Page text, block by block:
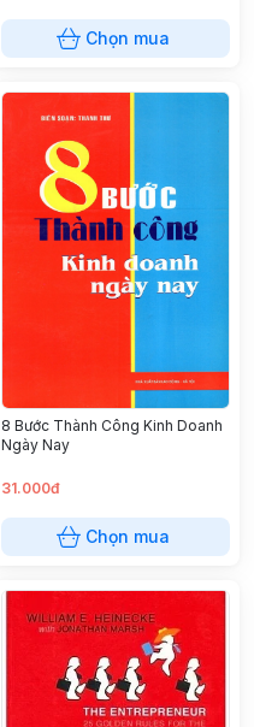
Chọn mua
8 Bước Thành Công Kinh Doanh
Ngày Nay
31.000đ
Chọn mua